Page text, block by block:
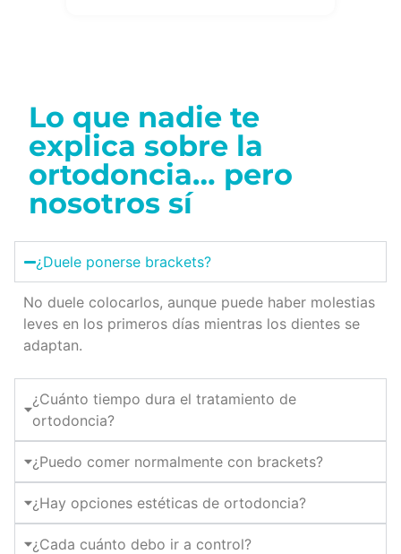
Lo que nadie te
explica sobre la
ortodoncia… pero
nosotros sí
¿Duele ponerse brackets?
No duele colocarlos, aunque puede haber molestias
leves en los primeros días mientras los dientes se
adaptan.
¿Cuánto tiempo dura el tratamiento de
ortodoncia?
¿Puedo comer normalmente con brackets?
¿Hay opciones estéticas de ortodoncia?
¿Cada cuánto debo ir a control?